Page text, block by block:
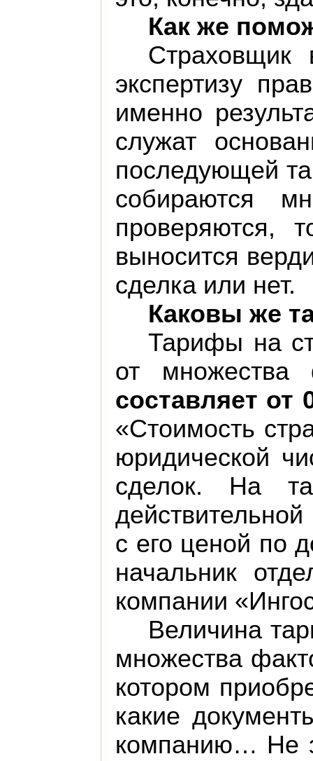
Как же
Страховщик
экспертизу
именно
служат
последующей
собираются
проверяются,
выносится
сделка или нет.
Каковы же
Тарифы на
от
составляет от
«Стоимость
юридической
сделок. На
с его ценой по
начальник
компании
Величина
множества
котором
какие
компанию… Не